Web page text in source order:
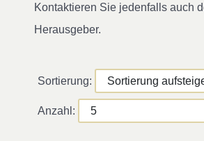
Kontaktieren Sie jedenfalls auch
Herausgeber.
Sortierung:
Anzahl: